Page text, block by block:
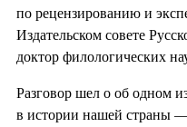
по рецензированию и
Издательском совете
доктор филологических
Разговор шел о об одном
в истории нашей страны